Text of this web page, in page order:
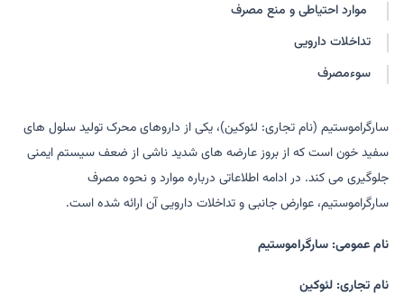
موارد احتیاطی‌ و منع مصرف
تداخلات دارویی
سوءمصرف
سارگراموستیم (نام تجاری: لئوکین)، یکی از داروهای محرک تولید سلول های
سفید خون است که از بروز عارضه های شدید ناشی از ضعف سیستم ایمنی
جلوگیری می کند. در ادامه اطلاعاتی درباره موارد و نحوه مصرف
سارگراموستیم، عوارض جانبی و تداخلات دارویی آن ارائه شده است.
نام عمومی: سارگراموستیم
نام تجاری: لئوکین